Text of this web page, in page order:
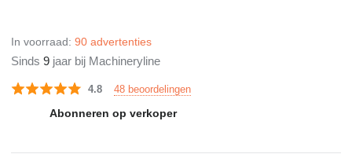
In voorraad: 90 advertenties
Sinds 9 jaar bij Machineryline
4.8 48 beoordelingen
Abonneren op verkoper